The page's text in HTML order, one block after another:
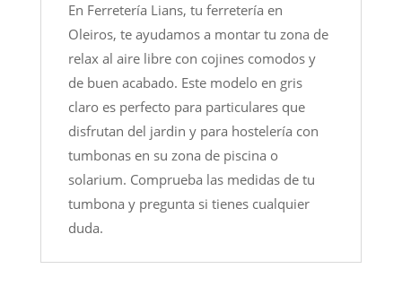
En Ferretería Lians, tu ferretería en
Oleiros, te ayudamos a montar tu zona de
relax al aire libre con cojines comodos y
de buen acabado. Este modelo en gris
claro es perfecto para particulares que
disfrutan del jardin y para hostelería con
tumbonas en su zona de piscina o
solarium. Comprueba las medidas de tu
tumbona y pregunta si tienes cualquier
duda.